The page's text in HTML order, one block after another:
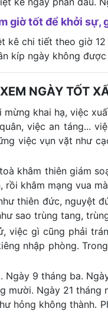
giờ tốt để khởi sự,
kê chi tiết theo giờ
kíp ngày không
NGÀY TỐT
khai hạ, việc
việc an táng...
việc vụn vặt như
khâm thiên giám
rồi khâm mạng vua
thiên đức, nguyệt
sao trùng tang,
việc gì cũng phải
nhập phòng.
Ngày 9 tháng ba.
mười. Ngày 21 tháng
hỏng không thành.